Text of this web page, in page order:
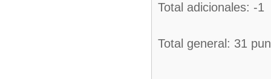
Total adicionales: -1
Total general: 31